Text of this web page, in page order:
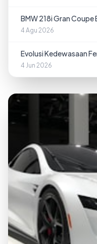
BMW 218i Gran Coupe
Sport
4 Agu 2026
Evolusi Kedewasaan
Grand Tourer
4 Jun 2026